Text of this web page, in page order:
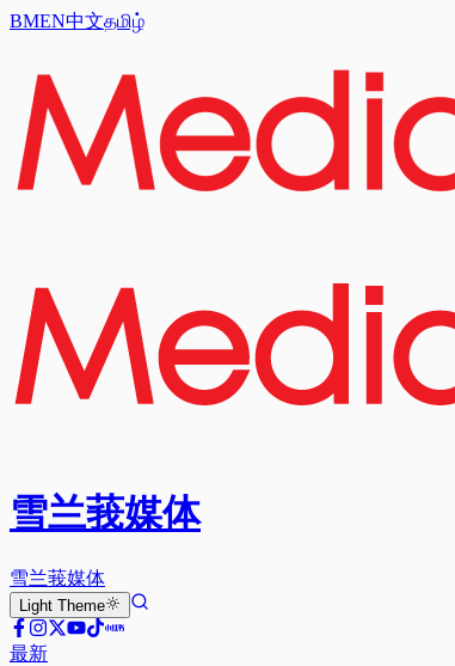
BMEN中文தமிழ்
雪兰莪媒体
雪兰莪媒体
Light Theme
最新